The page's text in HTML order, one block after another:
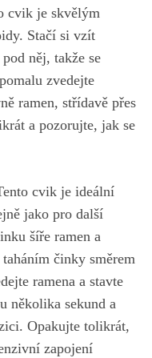
cvik je skvělým
Stačí si vzít
něj, takže se
zvedejte
ramen, střídavě přes
a pozorujte, jak se
cvik je ideální
jako pro další
šíře ramen a
činky směrem
ramena a stavte
několika sekund a
Opakujte tolikrát,
zapojení